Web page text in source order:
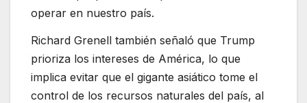
operar en nuestro país.
Richard Grenell también señaló que Trump
prioriza los intereses de América, lo que
implica evitar que el gigante asiático tome el
control de los recursos naturales del país, al